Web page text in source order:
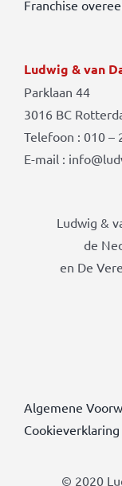
Franchise
Ludwig & van
Parklaan 44
3016 BC
Telefoon : 010 –
E-mail :
Ludwig &
de
en De
Algemene
Cookieverklaring
© 2020